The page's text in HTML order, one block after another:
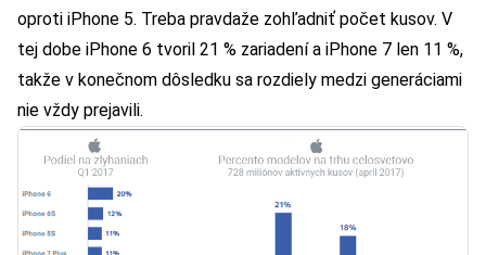
oproti iPhone 5. Treba pravdaže zohľadniť počet kusov. V
tej dobe iPhone 6 tvoril 21 % zariadení a iPhone 7 len 11 %,
takže v konečnom dôsledku sa rozdiely medzi generáciami
nie vždy prejavili.